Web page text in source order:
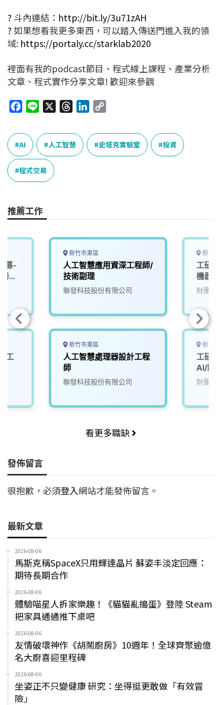
? 斗內連結： http://bit.ly/3u71zAH
?如果想看我更多東西，可以踏入傳送門進入我的領
域: https://portaly.cc/starklab2020
裡面有我的podcast節目、程式線上課程、產業分析
文章、程式實作分享文章! 歡迎來參觀
c
e
b
o
o
n
r
e
a
n
e
p
y
L
AI 人工智慧 史塔克實驗室 投資
程式交易
推薦工作
募-
工
新竹市東區
人工智慧應用資深工程師/
技術副理
聯發科技股份有限公司
新竹市東區
人工智慧處理器設計工程
師
聯發科技股份有限公司
新竹
工研
機器
財團法
新竹市
工研
AI/臨
財團法
看更多職缺
發佈留言
很抱歉，必須登入網站才能發佈留言。
最新文章
2026-08-06
馬斯克稱SpaceX只用輝達晶片 蘇姿丰淡定回應：
期待長期合作
2026-08-06
體驗喵星人拆家樂趣！《貓貓亂搗蛋》登陸 Steam
把家具通通推下桌吧
2026-08-06
友情破壞神作《胡鬧廚房》10週年！全球齊聚逾億
名大廚喜迎里程碑
2026-08-06
坐姿正不只變健康 研究：坐得挺更敢做「有效冒
險」